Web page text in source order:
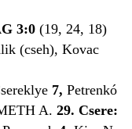
3:0 (19, 24, 18)
(cseh), Kovac
7, Petrenkó
A. 29. Csere: